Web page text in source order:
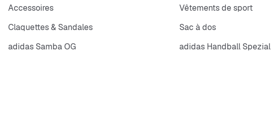
Accessoires
Vêtements de sport
Claquettes & Sandales
Sac à dos
adidas Samba OG
adidas Handball Spezial